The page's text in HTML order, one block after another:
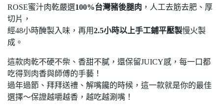
ROSE蜜汁肉乾嚴選100%台灣豬後腿肉 ，人工去筋去肥、厚
切片，
經48小時醃製入味，再用2.5小時以上手工鋪平壓製慢火製
成。
這款肉乾不硬不柴、香甜不膩，還保留JUICY感，每一口都
吃得到肉香與師傅的手藝！
過年過節、拜拜送禮、解嘴饞的時候，這一款就是你的最佳
選擇～保證越嚼越香，越吃越涮嘴！